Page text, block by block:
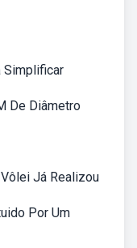
Simplificar
De Diâmetro
Já Realizou
Por Um